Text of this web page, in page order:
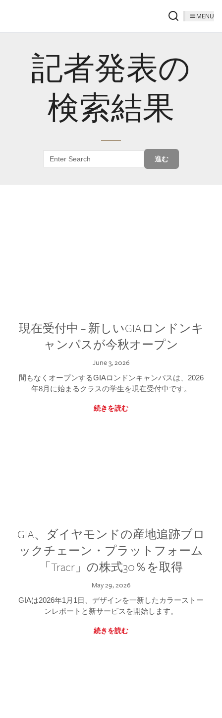
MENU
記者発表の
検索結果
進む
現在受付中 – 新しいGIAロンドンキ
ャンパスが今秋オープン
June 3, 2026
間もなくオープンするGIAロンドンキャンパスは、2026
年8月に始まるクラスの学生を現在受付中です。
続きを読む
GIA、ダイヤモンドの産地追跡ブロ
ックチェーン・プラットフォーム
「Tracr」の株式30％を取得
May 29, 2026
GIAは2026年1月1日、デザインを一新したカラーストー
ンレポートと新サービスを開始します。
続きを読む